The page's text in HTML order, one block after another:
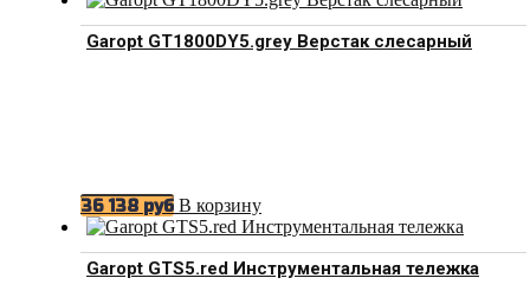
Garopt GT1800DY5.grey Верстак слесарный
36 138 руб В корзину
Garopt GTS5.red Инструментальная тележка